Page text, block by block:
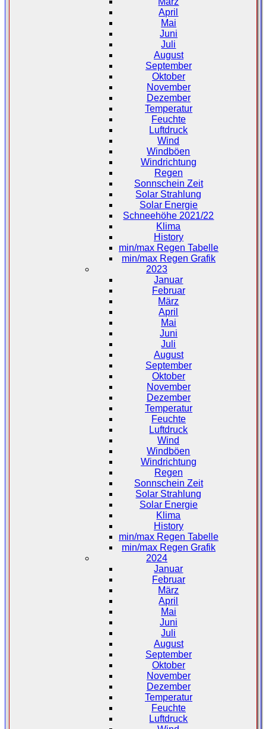
April
Mai
Juni
Juli
August
September
Oktober
November
Dezember
Temperatur
Feuchte
Luftdruck
Wind
Windböen
Windrichtung
Regen
Sonnschein Zeit
Solar Strahlung
Solar Energie
Schneehöhe 2021/22
Klima
History
min/max Regen Tabelle
min/max Regen Grafik
2023
Januar
Februar
März
April
Mai
Juni
Juli
August
September
Oktober
November
Dezember
Temperatur
Feuchte
Luftdruck
Wind
Windböen
Windrichtung
Regen
Sonnschein Zeit
Solar Strahlung
Solar Energie
Klima
History
min/max Regen Tabelle
min/max Regen Grafik
2024
Januar
Februar
März
April
Mai
Juni
Juli
August
September
Oktober
November
Dezember
Temperatur
Feuchte
Luftdruck